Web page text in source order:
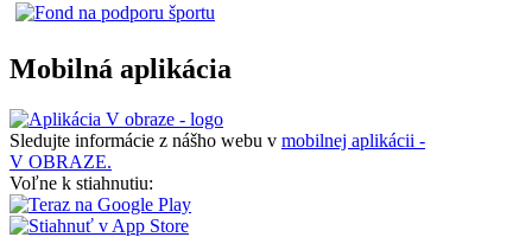
Mobilná aplikácia
Sledujte informácie z nášho webu v mobilnej aplikácii -
V OBRAZE.
Voľne k stiahnutiu: